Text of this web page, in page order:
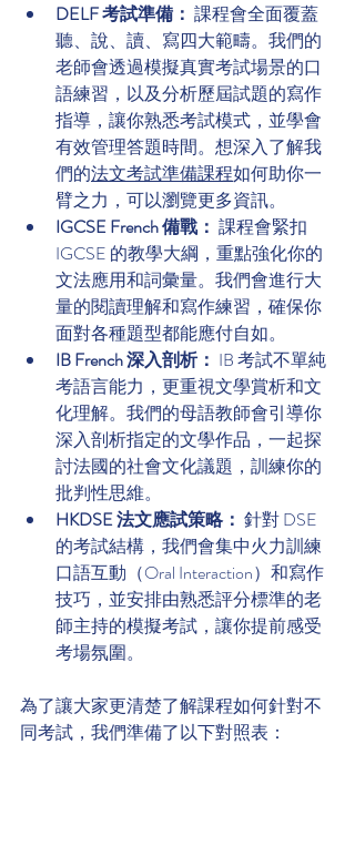
DELF 考試準備： 課程會全面覆蓋
聽、說、讀、寫四大範疇。我們的
老師會透過模擬真實考試場景的口
語練習，以及分析歷屆試題的寫作
指導，讓你熟悉考試模式，並學會
有效管理答題時間。想深入了解我
們的法文考試準備課程如何助你一
臂之力，可以瀏覽更多資訊。
IGCSE French 備戰： 課程會緊扣
IGCSE 的教學大綱，重點強化你的
文法應用和詞彙量。我們會進行大
量的閱讀理解和寫作練習，確保你
面對各種題型都能應付自如。
IB French 深入剖析： IB 考試不單純
考語言能力，更重視文學賞析和文
化理解。我們的母語教師會引導你
深入剖析指定的文學作品，一起探
討法國的社會文化議題，訓練你的
批判性思維。
HKDSE 法文應試策略： 針對 DSE
的考試結構，我們會集中火力訓練
口語互動（Oral Interaction）和寫作
技巧，並安排由熟悉評分標準的老
師主持的模擬考試，讓你提前感受
考場氛圍。
為了讓大家更清楚了解課程如何針對不
同考試，我們準備了以下對照表：